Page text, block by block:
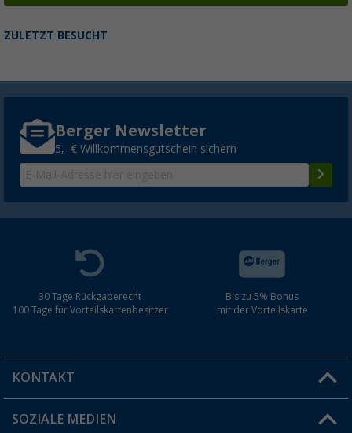
ZULETZT BESUCHT
Berger Newsletter
5,- € Willkommensgutschein sichern
30 Tage Rückgaberecht
100 Tage für Vorteilskartenbesitzer
Bis zu 5% Bonus
mit der Vorteilskarte
KONTAKT
Du hast eine Frage?
SOZIALE MEDIEN